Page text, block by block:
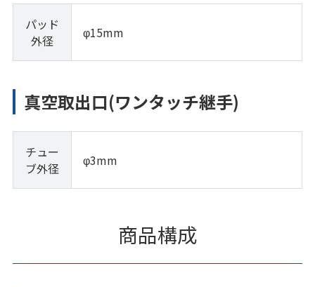
パッド
外径
φ15mm
真空取出口(ワンタッチ継手)
チュー
ブ外径
φ3mm
商品構成